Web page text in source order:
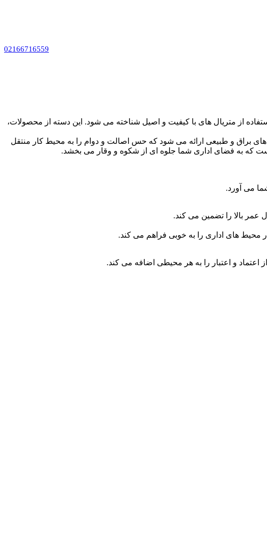
02166716559
از متریال های با کیفیت و اصیل شناخته می شود. این دسته از محصولات،
براق و طبیعی ارائه می شود که حس اصالت و دوام را به محیط کار منتقل
که به فضای اداری شما جلوه ای از شکوه و وقار می بخشد.
می آورد.
بالا را تضمین می کند.
محیط های اداری را به خوبی فراهم می کند.
و اعتبار را به هر محیطی اضافه می کند.